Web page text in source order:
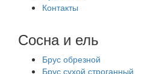
Контакты
Сосна и ель
Брус обрезной
Брус сухой строганный